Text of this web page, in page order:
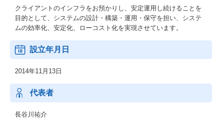
クライアントのインフラをお預かりし、安定運用し続けることを
目的として、システムの設計・構築・運用・保守を担い、システ
ムの効率化、安定化、ローコスト化を実現させています。
設立年月日
2014年11月13日
代表者
長谷川祐介